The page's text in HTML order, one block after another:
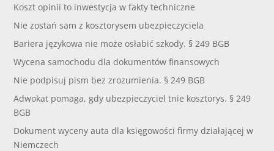
Koszt opinii to inwestycja w fakty techniczne
Nie zostań sam z kosztorysem ubezpieczyciela
Bariera językowa nie może osłabić szkody. § 249 BGB
Wycena samochodu dla dokumentów finansowych
Nie podpisuj pism bez zrozumienia. § 249 BGB
Adwokat pomaga, gdy ubezpieczyciel tnie kosztorys. § 249
BGB
Dokument wyceny auta dla księgowości firmy działającej w
Niemczech